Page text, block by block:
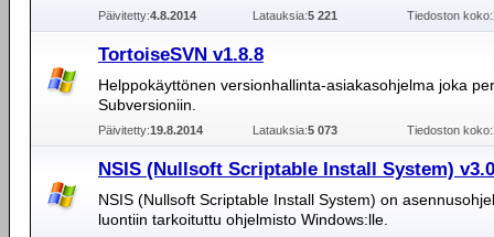
Päivitetty:4.8.2014 Latauksia:5 221 Tiedoston koko:
TortoiseSVN v1.8.8
Helppokäyttönen versionhallinta-asiakasohjelma joka
Subversioniin.
Päivitetty:19.8.2014 Latauksia:5 073 Tiedoston koko:
NSIS (Nullsoft Scriptable Install System)
NSIS (Nullsoft Scriptable Install System) on
luontiin tarkoituttu ohjelmisto Windows:lle.